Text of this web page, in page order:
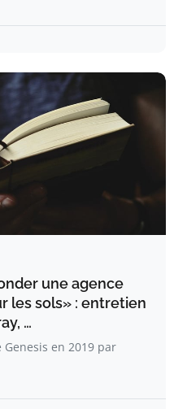
une agence
les sols» : entretien
…
Genesis en 2019 par